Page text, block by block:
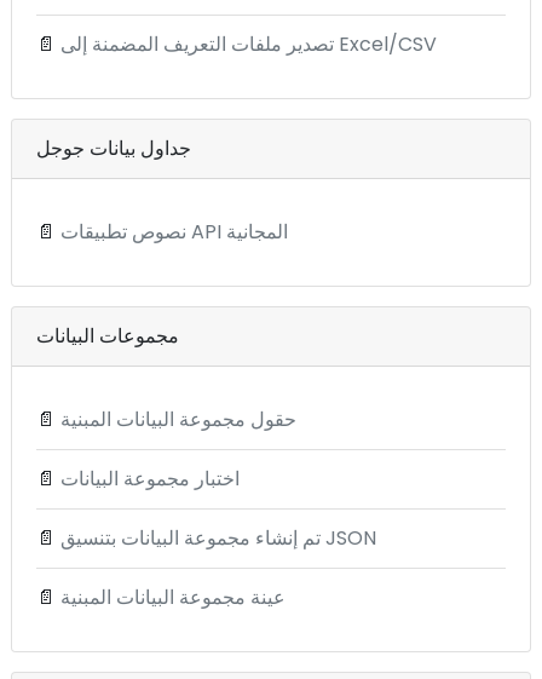
📄 تصدير ملفات التعريف المضمنة إلى Excel/CSV
جداول بيانات جوجل
📄 نصوص تطبيقات API المجانية
مجموعات البيانات
📄 حقول مجموعة البيانات المبنية
📄 اختبار مجموعة البيانات
📄 تم إنشاء مجموعة البيانات بتنسيق JSON
📄 عينة مجموعة البيانات المبنية